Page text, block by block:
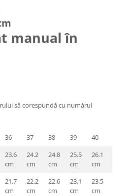
manual în
să corespundă cu numărul
36 37 38 39 40
23.6
cm
24.2
cm
24.8
cm
25.5
cm
26.1
cm
21.7
cm
22.2
cm
22.6
cm
23.1
cm
23.5
cm